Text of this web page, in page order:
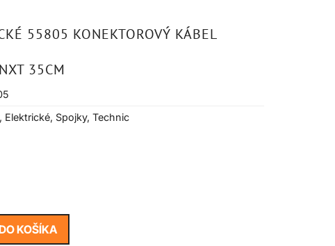
55805 KONEKTOROVÝ KÁBEL
35CM
, Elektrické, Spojky, Technic
KOŠÍKA